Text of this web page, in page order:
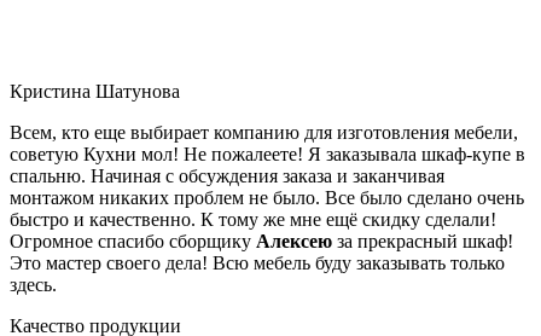
Кристина Шатунова
Всем, кто еще выбирает компанию для изготовления мебели,
советую Кухни мол! Не пожалеете! Я заказывала шкаф-купе в
спальню. Начиная с обсуждения заказа и заканчивая
монтажом никаких проблем не было. Все было сделано очень
быстро и качественно. К тому же мне ещё скидку сделали!
Огромное спасибо сборщику Алексею за прекрасный шкаф!
Это мастер своего дела! Всю мебель буду заказывать только
здесь.
Качество продукции